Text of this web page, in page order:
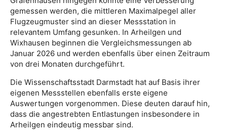
gemessen werden, die mittleren Maximalpegel aller
Flugzeugmuster sind an dieser Messstation in
relevantem Umfang gesunken. In Arheilgen und
Wixhausen beginnen die Vergleichsmessungen ab
Januar 2026 und werden ebenfalls über einen Zeitraum
von drei Monaten durchgeführt.
Die Wissenschaftsstadt Darmstadt hat auf Basis ihrer
eigenen Messstellen ebenfalls erste eigene
Auswertungen vorgenommen. Diese deuten darauf hin,
dass die angestrebten Entlastungen insbesondere in
Arheilgen eindeutig messbar sind.